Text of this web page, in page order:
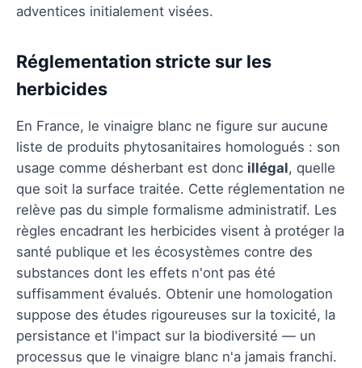
adventices initialement visées.
Réglementation stricte sur les
herbicides
En France, le vinaigre blanc ne figure sur aucune
liste de produits phytosanitaires homologués : son
usage comme désherbant est donc illégal, quelle
que soit la surface traitée. Cette réglementation ne
relève pas du simple formalisme administratif. Les
règles encadrant les herbicides visent à protéger la
santé publique et les écosystèmes contre des
substances dont les effets n'ont pas été
suffisamment évalués. Obtenir une homologation
suppose des études rigoureuses sur la toxicité, la
persistance et l'impact sur la biodiversité — un
processus que le vinaigre blanc n'a jamais franchi.